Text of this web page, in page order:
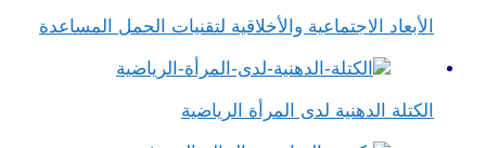
الأبعاد الاجتماعية والأخلاقية لتقنيات الحمل المساعدة
الكتلة الدهنية لدى المرأة الرياضية